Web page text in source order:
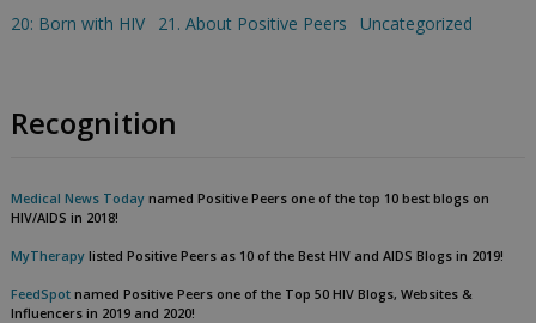
20: Born with HIV
21. About Positive Peers Uncategorized
Recognition
Medical News Todaynamed Positive Peers one of the top 10 best blogs on
HIV/AIDS in 2018!
MyTherapylisted Positive Peers as 10 of the Best HIV and AIDS Blogs in 2019!
FeedSpotnamed Positive Peers one of the Top 50 HIV Blogs, Websites &
Influencers in 2019 and 2020!